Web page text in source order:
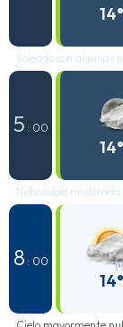
Soleado con algunas
5 : 00
Nubosidad moderada
8 : 00